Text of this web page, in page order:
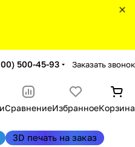
500-45-93 Заказать звонок
СравнениеИзбранноеКорзина
3D печать на заказ